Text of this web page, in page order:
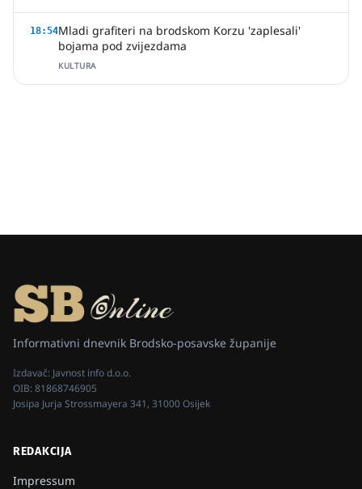
18:54Mladi grafiteri na brodskom Korzu 'zaplesali'
bojama pod zvijezdama
KULTURA
Informativni dnevnik Brodsko-posavske županije
Izdavač: Javnost info d.o.o.
OIB:81868746905
Josipa Jurja Strossmayera 341, 31000 Osijek
REDAKCIJA
Impressum